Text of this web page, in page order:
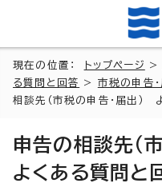
現在の位置： トップページ >
る質問と回答
> 市税の申告
相談先（市税の申告・届出）
申告の相談先（
よくある質問と